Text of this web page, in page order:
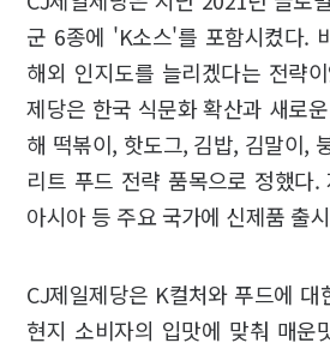
군 6종에 'K소스'를 포함시켰다.
해외 인지도를 늘리겠다는 전략
제당은 한국 식문화 확산과 새로
해 떡볶이, 핫도그, 김밥, 김말이,
리트 푸드 전략 품목으로 정했다.
아시아 등 주요 국가에 신제품 출
CJ제일제당은 K컬처와 푸드에 대
현지 소비자의 입맛에 맞춰 매운